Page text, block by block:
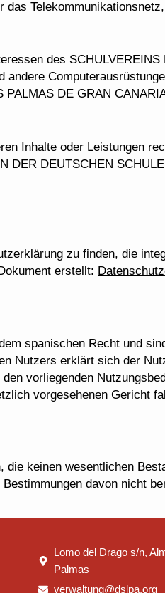
des SCHULVEREINS
PALMAS DE GRAN
Inhalte oder Leistungen
DER DEUTSCHEN
zu finden, die
erstellt:
spanischen Recht und
Nutzers erklärt sich der
vorliegenden
vorgesehenen Gericht
die keinen wesentlichen
davon nicht
Lomo del Drago s/n,
Palmas
verwaltung@dslpa.org